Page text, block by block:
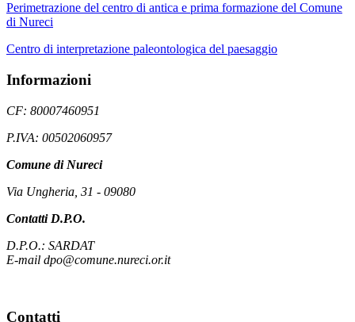
Perimetrazione del centro di antica e prima formazione del Comune
di Nureci
Centro di interpretazione paleontologica del paesaggio
Informazioni
CF: 80007460951
P.IVA: 00502060957
Comune di Nureci
Via Ungheria, 31 - 09080
Contatti D.P.O.
D.P.O.: SARDAT
E-mail dpo@comune.nureci.or.it
Contatti